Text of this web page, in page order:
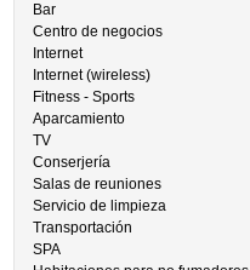
Bar
Centro de negocios
Internet
Internet (wireless)
Fitness - Sports
Aparcamiento
TV
Conserjería
Salas de reuniones
Servicio de limpieza
Transportación
SPA